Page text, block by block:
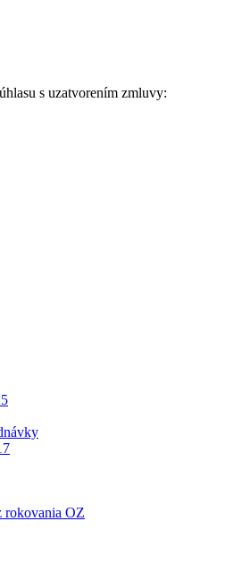
s uzatvorením zmluvy:
rokovania OZ